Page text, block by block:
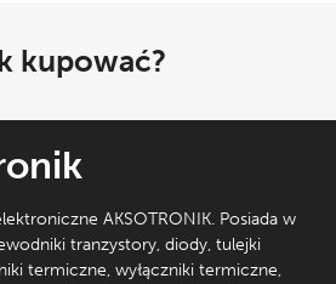
kupować?
AKSOTRONIK. Posiada w
tranzystory, diody, tulejki
termiczne, wyłączniki termiczne,